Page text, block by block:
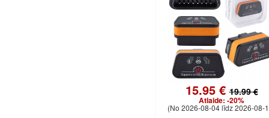
15.95 €19.99 €
Atlaide: -20%
(No 2026-08-04 līdz 2026-08-